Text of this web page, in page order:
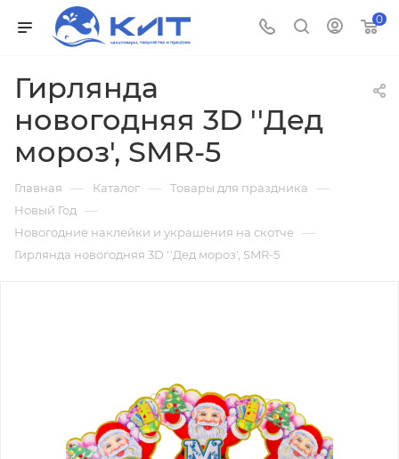
0
Гирлянда
новогодняя 3D ''Дед
мороз', SMR-5
Главная — Каталог — Товары для праздника —
Новый Год —
Новогодние наклейки и украшения на скотче —
Гирлянда новогодняя 3D ''Дед мороз', SMR-5